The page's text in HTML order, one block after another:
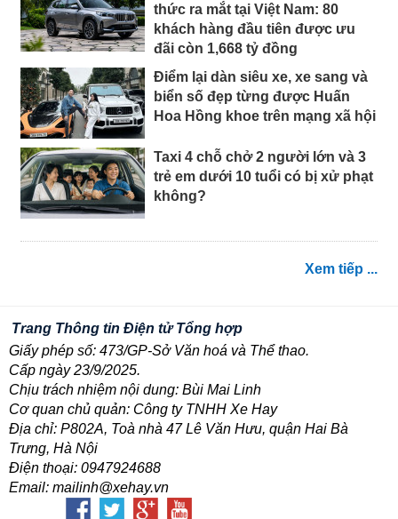
thức ra mắt tại Việt Nam: 80
khách hàng đầu tiên được ưu
đãi còn 1,668 tỷ đồng
Điểm lại dàn siêu xe, xe sang và
biển số đẹp từng được Huấn
Hoa Hồng khoe trên mạng xã hội
Taxi 4 chỗ chở 2 người lớn và 3
trẻ em dưới 10 tuổi có bị xử phạt
không?
Xem tiếp ...
Trang Thông tin Điện tử Tổng hợp
Giấy phép số: 473/GP-Sở Văn hoá và Thể thao.
Cấp ngày 23/9/2025.
Chịu trách nhiệm nội dung: Bùi Mai Linh
Cơ quan chủ quản: Công ty TNHH Xe Hay
Địa chỉ: P802A, Toà nhà 47 Lê Văn Hưu, quận Hai Bà
Trưng, Hà Nội
Điện thoại: 0947924688
Email: mailinh@xehay.vn